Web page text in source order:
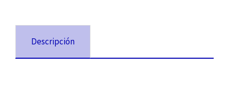
Descripción